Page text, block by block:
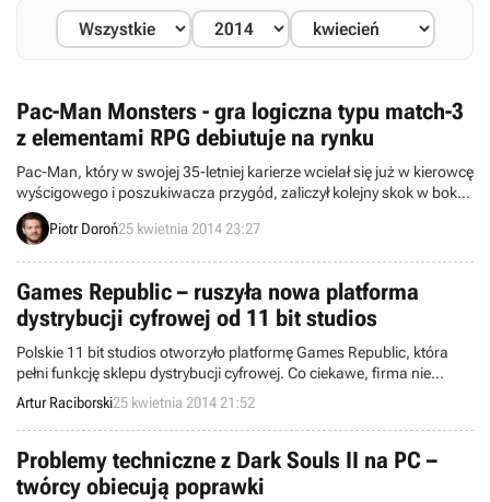
Pac-Man Monsters - gra logiczna typu match-3
z elementami RPG debiutuje na rynku
Pac-Man, który w swojej 35-letniej karierze wcielał się już w kierowcę
wyścigowego i poszukiwacza przygód, zaliczył kolejny skok w bok.
Tym razem odwiedził gościnnie gatunek gier logicznych typu match-
3. Dokonał tego za sprawą Pac-Man Monsters – najnowszej
mikropłatnościami.
Piotr Doroń25 kwietnia 2014 23:27
Games Republic – ruszyła nowa platforma
dystrybucji cyfrowej od 11 bit studios
Polskie 11 bit studios otworzyło platformę Games Republic, która
pełni funkcję sklepu dystrybucji cyfrowej. Co ciekawe, firma nie
poprzestaje wyłącznie na sprzedawaniu gier. Games Republic
pozwoli również zarobić użytkownikom serwisu, dając im
możliwość nie tylko kupowania, ale również prowadzenia własnych
sklepów.
Artur Raciborski25 kwietnia 2014 21:52
Problemy techniczne z Dark Souls II na PC –
twórcy obiecują poprawki